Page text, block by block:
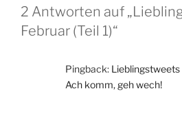
2 Antworten auf
Februar (Teil 1)“
Pingback: Lieblingstweets
Ach komm, geh wech!